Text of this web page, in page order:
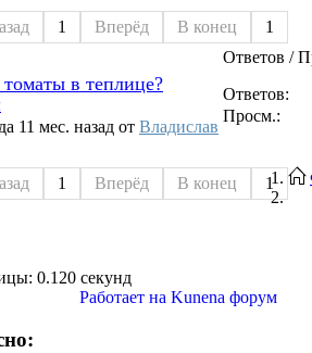
1 Вперёд В конец
1
Ответов /
в теплице?
11 мес. назад от Владислав
Ответов:
Просм.:
1 Вперёд В конец 1
0.120 секунд
Работает на Kunena форум